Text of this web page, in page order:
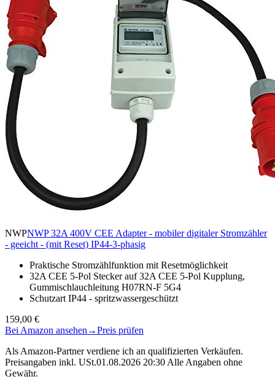
NWPNWP 32A 400V CEE Adapter - mobiler digitaler Stromzähler
- geeicht - (mit Reset) IP44-3-phasig
Praktische Stromzählfunktion mit Resetmöglichkeit
32A CEE 5-Pol Stecker auf 32A CEE 5-Pol Kupplung,
Gummischlauchleitung H07RN-F 5G4
Schutzart IP44 - spritzwassergeschützt
159,00 €
Bei Amazon ansehen →Preis prüfen
Als Amazon-Partner verdiene ich an qualifizierten Verkäufen.
Preisangaben inkl. USt.01.08.2026 20:30 Alle Angaben ohne
Gewähr.